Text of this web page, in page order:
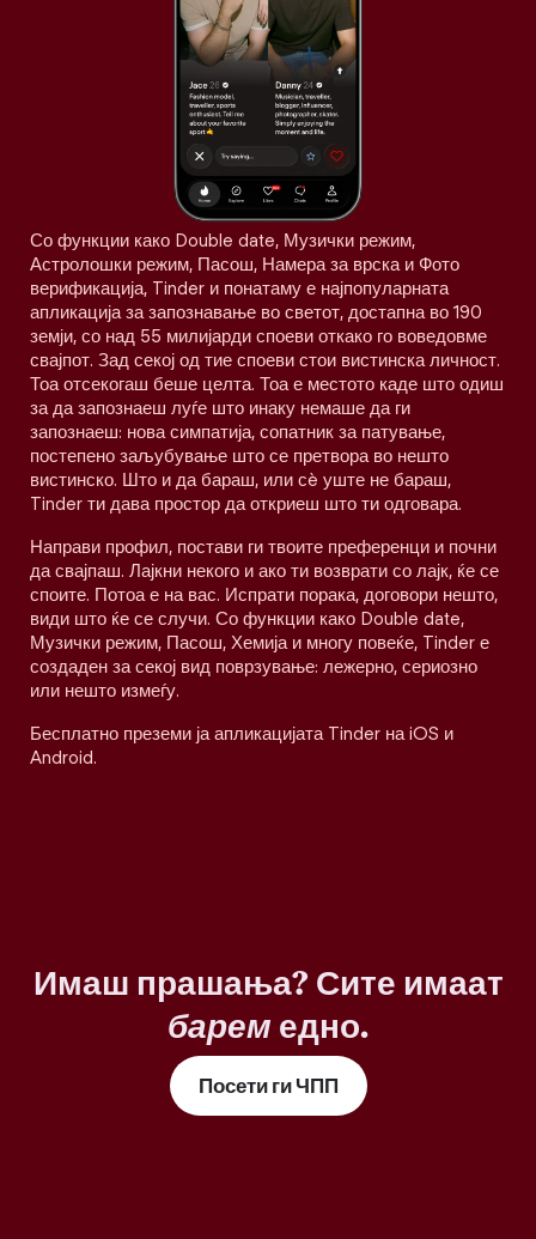
Со функции како Double date, Музички режим,
Астролошки режим, Пасош, Намера за врска и Фото
верификација, Tinder и понатаму е најпопуларната
апликација за запознавање во светот, достапна во 190
земји, со над 55 милијарди споеви откако го воведовме
свајпот. Зад секој од тие споеви стои вистинска личност.
Тоа отсекогаш беше целта. Тоа е местото каде што одиш
за да запознаеш луѓе што инаку немаше да ги
запознаеш: нова симпатија, сопатник за патување,
постепено заљубување што се претвора во нешто
вистинско. Што и да бараш, или сè уште не бараш,
Tinder ти дава простор да откриеш што ти одговара.
Направи профил, постави ги твоите преференци и почни
да свајпаш. Лајкни некого и ако ти возврати со лајк, ќе се
споите. Потоа е на вас. Испрати порака, договори нешто,
види што ќе се случи. Со функции како Double date,
Музички режим, Пасош, Хемија и многу повеќе, Tinder е
создаден за секој вид поврзување: лежерно, сериозно
или нешто измеѓу.
Бесплатно преземи ја апликацијата Tinder на iOS и
Android.
Имаш прашања? Сите имаат
барем едно.
Посети ги ЧПП